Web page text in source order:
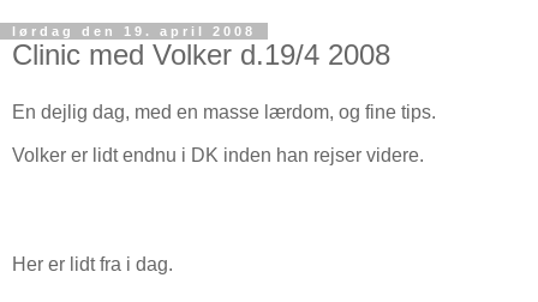
lørdag den 19. april 2008
Clinic med Volker d.19/4 2008
En dejlig dag, med en masse lærdom, og fine tips.
Volker er lidt endnu i DK inden han rejser videre.
Her er lidt fra i dag.